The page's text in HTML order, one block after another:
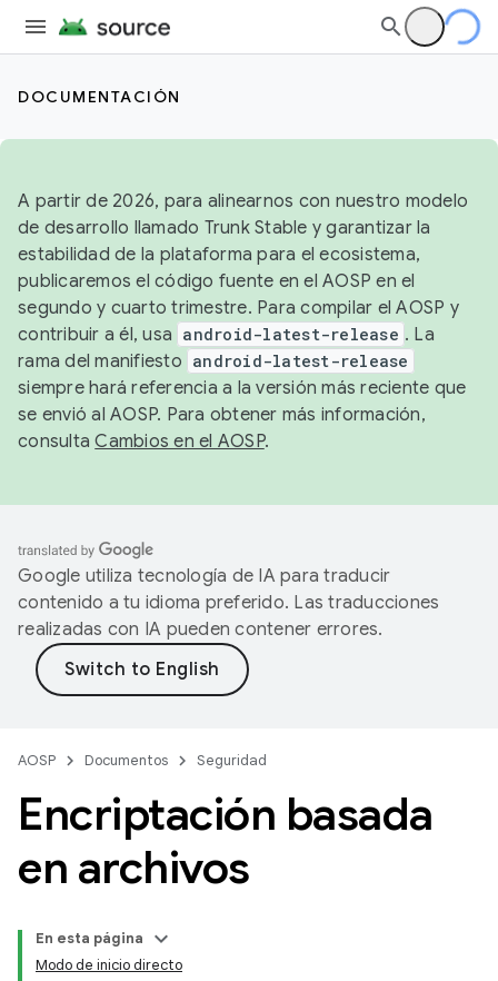
DOCUMENTACIÓN
A partir de 2026, para alinearnos con nuestro modelo
de desarrollo llamado Trunk Stable y garantizar la
estabilidad de la plataforma para el ecosistema,
publicaremos el código fuente en el AOSP en el
segundo y cuarto trimestre. Para compilar el AOSP y
contribuir a él, usa android-latest-release . La
rama del manifiesto android-latest-release
siempre hará referencia a la versión más reciente que
se envió al AOSP. Para obtener más información,
consultaCambios en el AOSP.
Google utiliza tecnología de IA para traducir
contenido a tu idioma preferido. Las traducciones
realizadas con IA pueden contener errores.
AOSP Documentos Seguridad
Encriptación basada
en archivos
En esta página
Modo de inicio directo